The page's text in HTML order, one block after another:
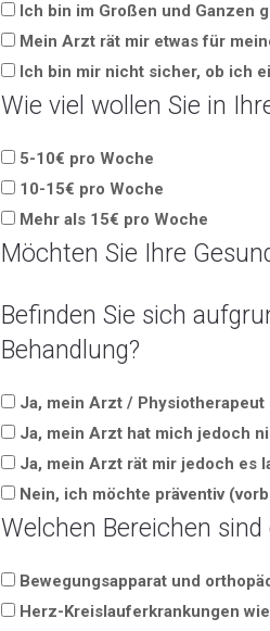
Ich bin im Großen und Ganzen
Mein Arzt rät mir etwas für
Ich bin mir nicht sicher, ob ich
Wie viel wollen Sie in
5-10€ pro Woche
10-15€ pro Woche
Mehr als 15€ pro Woche
Möchten Sie Ihre
Befinden Sie sich
Behandlung?
Ja, mein Arzt /
Ja, mein Arzt hat mich jedoch
Ja, mein Arzt rät mir jedoch es
Nein, ich möchte präventiv
Welchen Bereichen
Bewegungsapparat und
Herz-Kreislauferkrankungen